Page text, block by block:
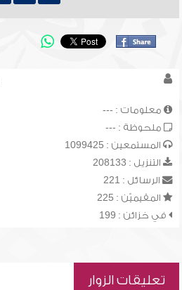
معلومات : ---
ملحوظة : ---
المستمعين : 1099425
التنزيل : 208133
الرسائل : 221
المقيميّن : 225
في خزائن : 199
تعليقات الزوار